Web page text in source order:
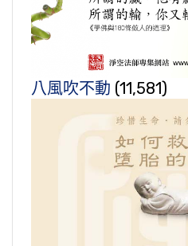
八風吹不動 (11,581)